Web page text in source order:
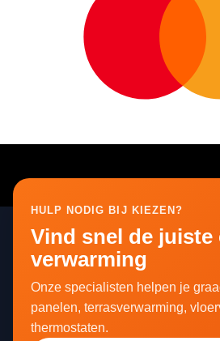
HULP NODIG BIJ KIEZEN?
Vind snel de juiste
verwarming
Onze specialisten helpen je
panelen, terrasverwarming,
thermostaten.